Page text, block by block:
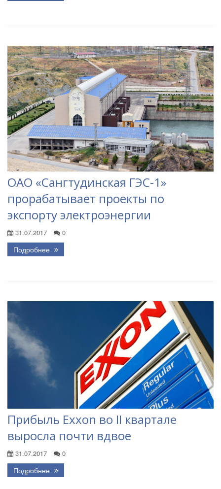
ОАО «Сангтудинская ГЭС-1»
прорабатывает проекты по
экспорту электроэнергии
31.07.2017 0
Подробнее
Прибыль Exxon во II квартале
выросла почти вдвое
31.07.2017 0
Подробнее